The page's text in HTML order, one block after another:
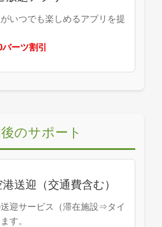
いつでも楽しめるアプリを提
ーツ割引
のサポート
送迎（交通費含む）
迎サービス（滞在施設⇒タイ
す。